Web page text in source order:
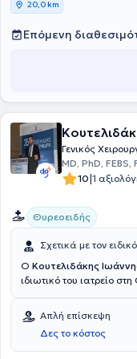
εξατομικευμένης
20,0 km
Επόμενη
Γενικός
MD, PhD, FEBS,
10|1
Θυρεοειδής
Σχετικά με τον ειδικό
Ο Κουτελιδάκης
ιδιωτικό του ιατρείο
εκπλήρωσε την
Ρέθυμνο της Κρήτης. Την
ξεκίνησε στο
Απρίλιο του 2004 στη Β΄
Απλή επίσκεψη
Δες το κόστος